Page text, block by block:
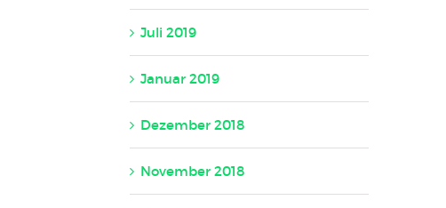
Juli 2019
Januar 2019
Dezember 2018
November 2018